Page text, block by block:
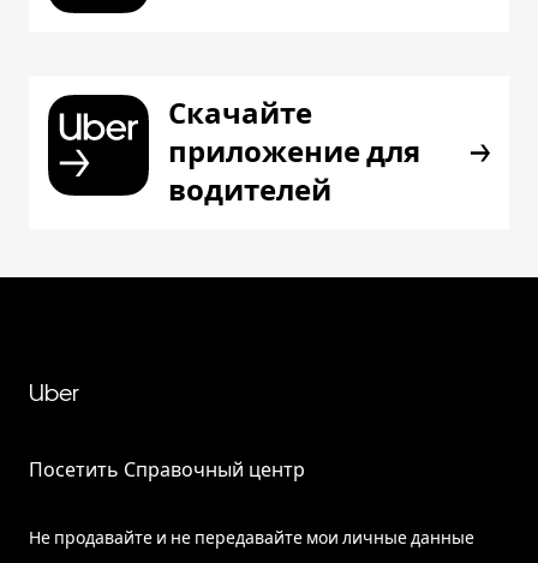
Скачайте
приложение для
водителей
Uber
Посетить Справочный центр
Не продавайте и не передавайте мои личные данные